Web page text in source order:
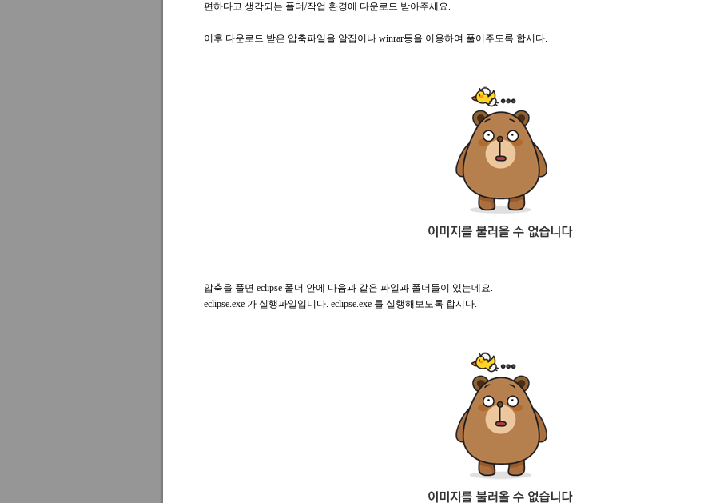
편하다고 생각되는 폴더/작업 환경에 다운로드 받아주세요.
이후 다운로드 받은 압축파일을 알집이나 winrar등을 이용하여 풀어주도록 합시다.
압축을 풀면 eclipse 폴더 안에 다음과 같은 파일과 폴더들이 있는데요.
eclipse.exe 가 실행파일입니다. eclipse.exe 를 실행해보도록 합시다.